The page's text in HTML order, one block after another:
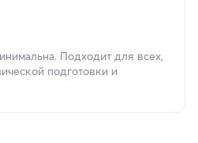
Подходит для всех,
подготовки и